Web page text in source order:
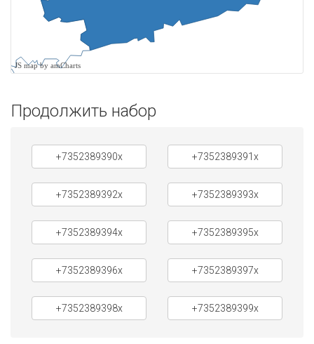
JS map by amCharts
Продолжить набор
+7352389390x +7352389391x
+7352389392x +7352389393x
+7352389394x +7352389395x
+7352389396x +7352389397x
+7352389398x +7352389399x